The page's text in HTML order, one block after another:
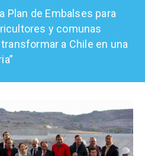
Plan de Embalses para
y comunas
a Chile en una